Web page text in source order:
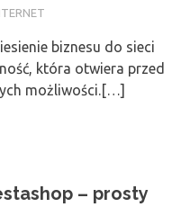
biznesu do sieci
która otwiera przed
możliwości.[…]
– prosty